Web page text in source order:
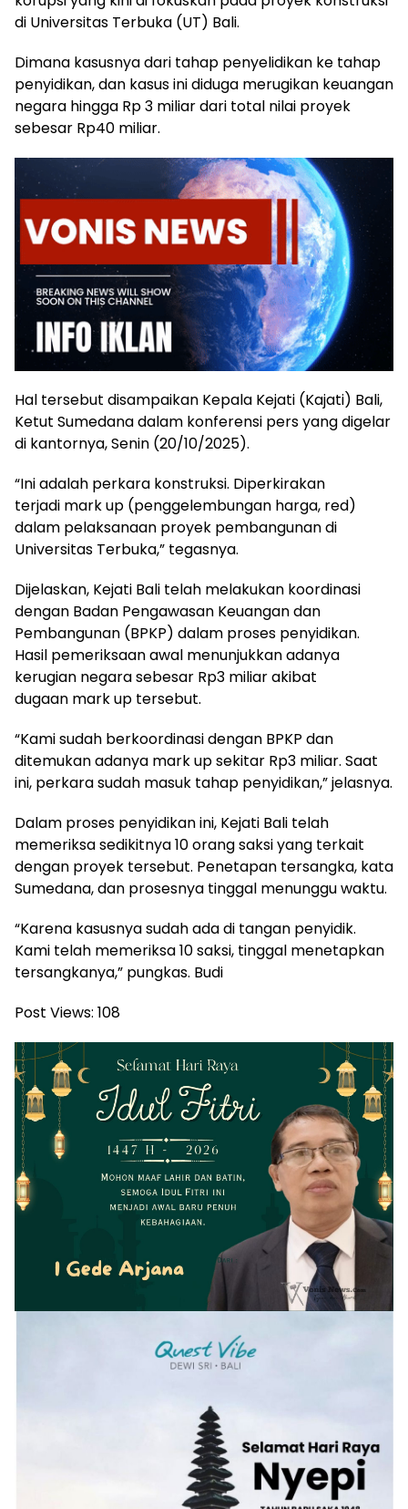
di Universitas Terbuka (UT) Bali.
Dimana kasusnya dari tahap penyelidikan ke tahap
penyidikan, dan kasus ini diduga merugikan keuangan
negara hingga Rp 3 miliar dari total nilai proyek
sebesar Rp40 miliar.
Hal tersebut disampaikan Kepala Kejati (Kajati) Bali,
Ketut Sumedana dalam konferensi pers yang digelar
di kantornya, Senin (20/10/2025).
“Ini adalah perkara konstruksi. Diperkirakan
terjadi mark up (penggelembungan harga, red)
dalam pelaksanaan proyek pembangunan di
Universitas Terbuka,” tegasnya.
Dijelaskan, Kejati Bali telah melakukan koordinasi
dengan Badan Pengawasan Keuangan dan
Pembangunan (BPKP) dalam proses penyidikan.
Hasil pemeriksaan awal menunjukkan adanya
kerugian negara sebesar Rp3 miliar akibat
dugaan mark up tersebut.
“Kami sudah berkoordinasi dengan BPKP dan
ditemukan adanya mark up sekitar Rp3 miliar. Saat
ini, perkara sudah masuk tahap penyidikan,” jelasnya.
Dalam proses penyidikan ini, Kejati Bali telah
memeriksa sedikitnya 10 orang saksi yang terkait
dengan proyek tersebut. Penetapan tersangka, kata
Sumedana, dan prosesnya tinggal menunggu waktu.
“Karena kasusnya sudah ada di tangan penyidik.
Kami telah memeriksa 10 saksi, tinggal menetapkan
tersangkanya,” pungkas. Budi
Post Views: 108